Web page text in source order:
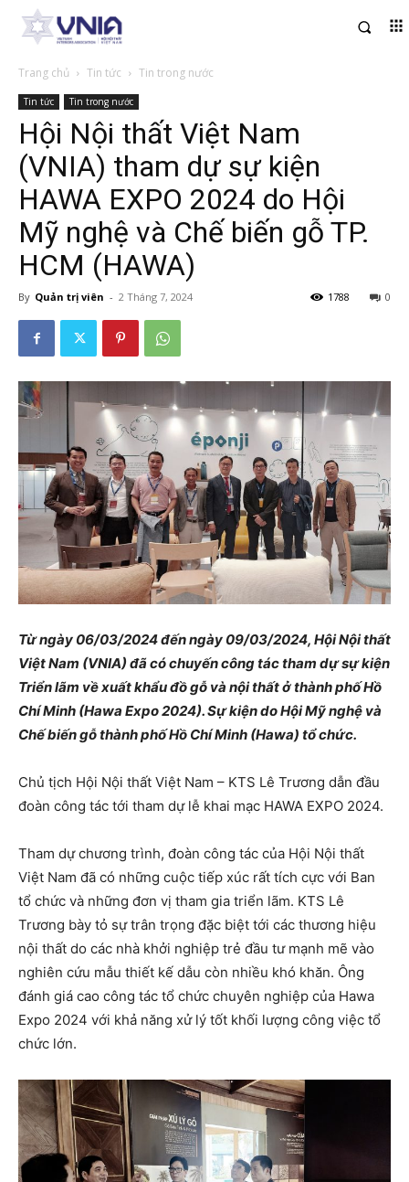
Trang chủ Tin tức Tin trong nước
Tin tức Tin trong nước
Hội Nội thất Việt Nam
(VNIA) tham dự sự kiện
HAWA EXPO 2024 do Hội
Mỹ nghệ và Chế biến gỗ TP.
HCM (HAWA)
By Quản trị viên - 2 Tháng 7, 2024 0
1788
Từ ngày 06/03/2024 đến ngày 09/03/2024, Hội Nội thất
Việt Nam (VNIA) đã có chuyến công tác tham dự sự kiện
Triển lãm về xuất khẩu đồ gỗ và nội thất ở thành phố Hồ
Chí Minh (Hawa Expo 2024). Sự kiện do Hội Mỹ nghệ và
Chế biến gỗ thành phố Hồ Chí Minh (Hawa) tổ chức.
Chủ tịch Hội Nội thất Việt Nam – KTS Lê Trương dẫn đầu
đoàn công tác tới tham dự lễ khai mạc HAWA EXPO 2024.
Tham dự chương trình, đoàn công tác của Hội Nội thất
Việt Nam đã có những cuộc tiếp xúc rất tích cực với Ban
tổ chức và những đơn vị tham gia triển lãm. KTS Lê
Trương bày tỏ sự trân trọng đặc biệt tới các thương hiệu
nội thất do các nhà khởi nghiệp trẻ đầu tư mạnh mẽ vào
nghiên cứu mẫu thiết kế dẫu còn nhiều khó khăn. Ông
đánh giá cao công tác tổ chức chuyên nghiệp của Hawa
Expo 2024 với khả năng xử lý tốt khối lượng công việc tổ
chức lớn.